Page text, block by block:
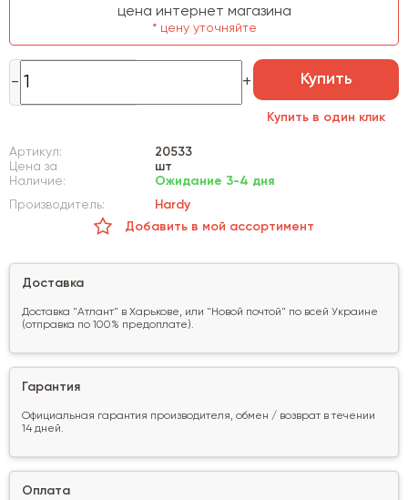
цена интернет магазина
* цену уточняйте
Купить
Купить в один клик
Артикул:
20533
Цена за
шт
Наличие:
Ожидание 3-4 дня
Производитель:
Hardy
Добавить в мой ассортимент
Доставка
Доставка "Атлант" в Харькове, или "Новой почтой" по всей Украине
(отправка по 100% предоплате).
Гарантия
Официальная гарантия производителя, обмен / возврат в течении
14 дней.
Оплата